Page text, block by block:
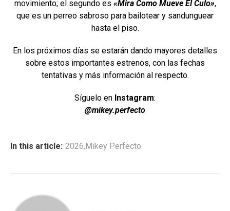
movimiento; el segundo es «Mira Como Mueve El Culo»,
que es un perreo sabroso para bailotear y sandunguear
hasta el piso.
En los próximos días se estarán dando mayores detalles
sobre estos importantes estrenos, con las fechas
tentativas y más información al respecto.
Síguelo en Instagram:
@mikey.perfecto
In this article: 2026,Mikey Perfecto